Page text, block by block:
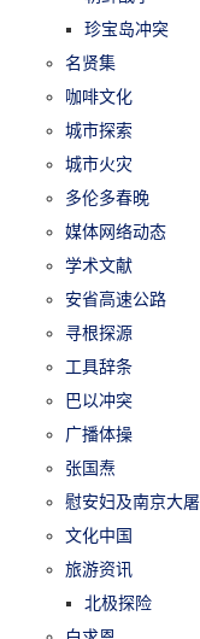
珍宝岛冲突
名贤集
咖啡文化
城市探索
城市火灾
多伦多春晚
媒体网络动态
学术文献
安省高速公路
寻根探源
工具辞条
巴以冲突
广播体操
张国焘
慰安妇及南京大
文化中国
旅游资讯
北极探险